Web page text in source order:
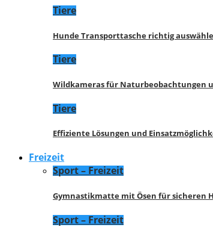
Tiere
Hunde Transporttasche richtig
Tiere
Wildkameras für Naturbeobachtungen
Tiere
Effiziente Lösungen und
Freizeit
Sport – Freizeit
Gymnastikmatte mit Ösen für sicheren
Sport – Freizeit